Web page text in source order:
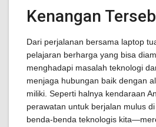
Kenangan
Dari perjalanan bersama laptop
pelajaran berharga yang bisa
menghadapi masalah teknologi
menjaga hubungan baik dengan
miliki. Seperti halnya kendaraan
perawatan untuk berjalan mulus
benda-benda teknologis